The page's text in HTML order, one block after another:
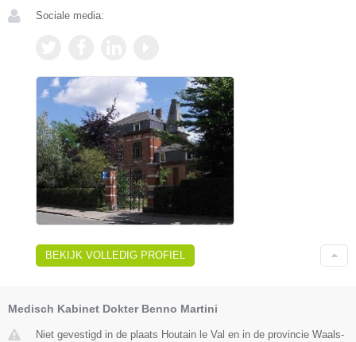
Sociale media:
BEKIJK VOLLEDIG PROFIEL
Medisch Kabinet Dokter Benno Martini
Niet gevestigd in de plaats Houtain le Val en in de provincie Waals-